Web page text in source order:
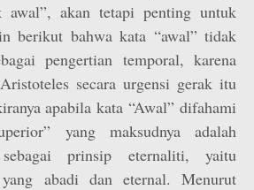
awal”, akan tetapi penting untuk
berikut bahwa kata “awal” tidak
pengertian temporal, karena
secara urgensi gerak itu
apabila kata “Awal” difahami
yang maksudnya adalah
prinsip eternaliti, yaitu
abadi dan eternal. Menurut